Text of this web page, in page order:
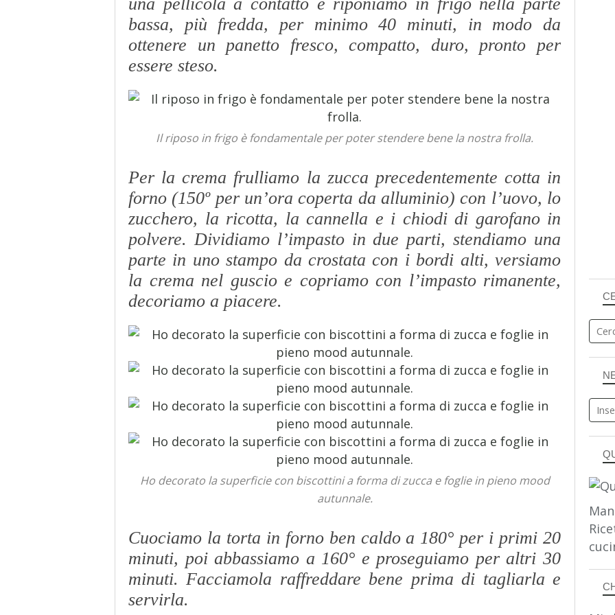
bassa, più fredda, per minimo 40 minuti, in modo da
ottenere un panetto fresco, compatto, duro, pronto per
essere steso.
Il riposo in frigo è fondamentale per poter stendere bene la nostra frolla.
Per la crema frulliamo la zucca precedentemente cotta in
forno (150º per un’ora coperta da alluminio) con l’uovo, lo
zucchero, la ricotta, la cannella e i chiodi di garofano in
polvere. Dividiamo l’impasto in due parti, stendiamo una
parte in uno stampo da crostata con i bordi alti, versiamo
la crema nel guscio e copriamo con l’impasto rimanente,
decoriamo a piacere.
Ho decorato la superficie con biscottini a forma di zucca e foglie in pieno mood
autunnale.
Cuociamo la torta in forno ben caldo a 180° per i primi 20
minuti, poi abbassiamo a 160° e proseguiamo per altri 30
minuti. Facciamola raffreddare bene prima di tagliarla e
servirla.